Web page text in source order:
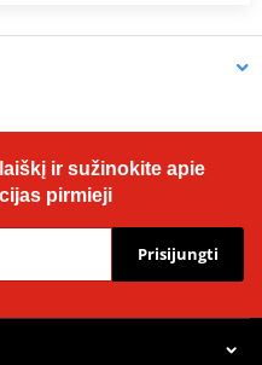
ir sužinokite apie
pirmieji
Prisijungti